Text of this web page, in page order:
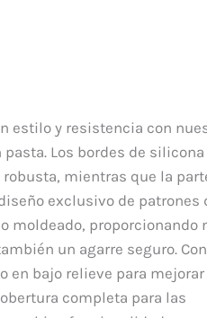
estilo y resistencia con
Los bordes de silicona
mientras que la
exclusivo de patrones
moldeado, proporcionando
un agarre seguro.
en bajo relieve para mejorar
completa para las